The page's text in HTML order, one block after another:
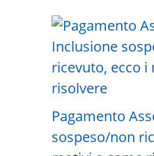
Pagamento
sospeso/non